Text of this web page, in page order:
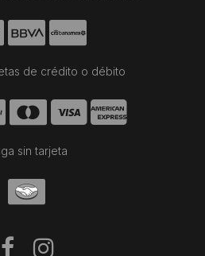
de crédito o débito
sin tarjeta